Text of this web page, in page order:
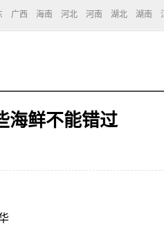
广西 海南 河北 河南 湖北 湖南
海鲜不能错过